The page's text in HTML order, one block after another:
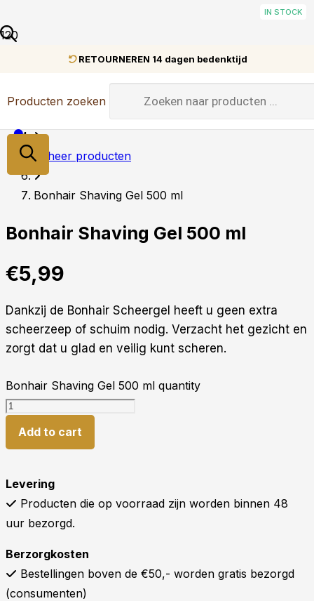
RETOURNEREN 14 dagen bedenktijd
Producten zoeken
Scheer producten
Bonhair Shaving Gel 500 ml
Bonhair Shaving Gel 500 ml
€5,99
Dankzij de Bonhair Scheergel heeft u geen extra
scheerzeep of schuim nodig. Verzacht het gezicht en
zorgt dat u glad en veilig kunt scheren.
Bonhair Shaving Gel 500 ml quantity
Add to cart
Levering
Producten die op voorraad zijn worden binnen 48
uur bezorgd.
Berzorgkosten
Bestellingen boven de €50,- worden gratis bezorgd
(consumenten)
IN STOCK
IN STOCK
IN STOCK
IN STOCK
IN STOCK
IN STOCK
IN STOCK
IN STOCK
IN STOCK
IN STOCK